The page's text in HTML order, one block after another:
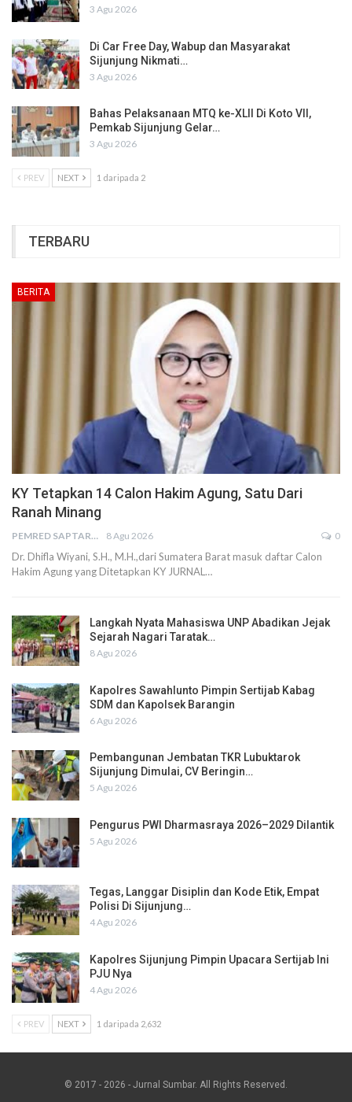
3 Agu 2026
Di Car Free Day, Wabup dan Masyarakat
Sijunjung Nikmati…
3 Agu 2026
Bahas Pelaksanaan MTQ ke-XLII Di Koto VII,
Pemkab Sijunjung Gelar…
3 Agu 2026
PREV NEXT 1 daripada 2
TERBARU
BERITA
KY Tetapkan 14 Calon Hakim Agung, Satu Dari
Ranah Minang
PEMRED SAPTARIUS 8 Agu 2026 0
Dr. Dhifla Wiyani, S.H., M.H.,dari Sumatera Barat masuk daftar Calon
Hakim Agung yang Ditetapkan KY JURNAL…
Langkah Nyata Mahasiswa UNP Abadikan Jejak
Sejarah Nagari Taratak…
8 Agu 2026
Kapolres Sawahlunto Pimpin Sertijab Kabag
SDM dan Kapolsek Barangin
6 Agu 2026
Pembangunan Jembatan TKR Lubuktarok
Sijunjung Dimulai, CV Beringin…
5 Agu 2026
Pengurus PWI Dharmasraya 2026–2029 Dilantik
5 Agu 2026
Tegas, Langgar Disiplin dan Kode Etik, Empat
Polisi Di Sijunjung…
4 Agu 2026
Kapolres Sijunjung Pimpin Upacara Sertijab Ini
PJU Nya
4 Agu 2026
PREV NEXT 1 daripada 2,632
© 2017 - 2026 - Jurnal Sumbar. All Rights Reserved.